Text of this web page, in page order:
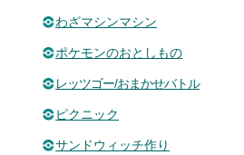
わざマシンマシン
ポケモンのおとしもの
レッツゴー/おまかせバトル
ピクニック
サンドウィッチ作り